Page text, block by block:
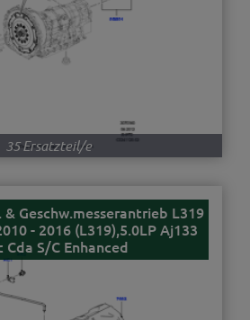
35 Ersatzteil/e
Geschw.messerantrieb L319
- 2016 (L319),5.0LP Aj133
Cda S/C Enhanced